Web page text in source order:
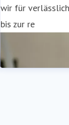
wir für
bis zur re